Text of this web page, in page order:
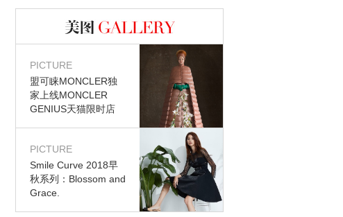
图库
PICTURE
盟可睐MONCLER独
家上线MONCLER
GENIUS天猫限时店
PICTURE
Smile Curve 2018早
秋系列：Blossom and
Grace.